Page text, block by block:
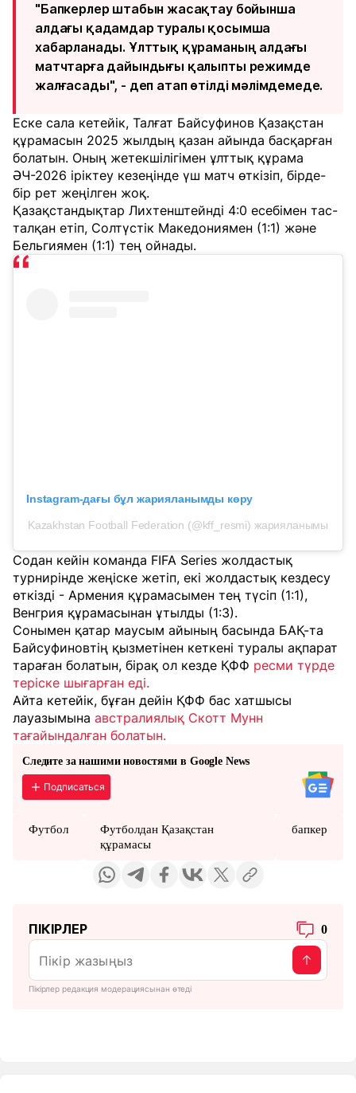
"Бапкерлер штабын жасақтау бойынша
алдағы қадамдар туралы қосымша
хабарланады. Ұлттық құраманың алдағы
матчтарға дайындығы қалыпты режимде
жалғасады", - деп атап өтілді мәлімдемеде.
Еске сала кетейік, Талғат Байсуфинов Қазақстан
құрамасын 2025 жылдың қазан айында басқарған
болатын. Оның жетекшілігімен ұлттық құрама
ӘЧ-2026 іріктеу кезеңінде үш матч өткізіп, бірде-
бір рет жеңілген жоқ.
Қазақстандықтар Лихтенштейнді 4:0 есебімен тас-
талқан етіп, Солтүстік Македониямен (1:1) және
Бельгиямен (1:1) тең ойнады.
Instagram-дағы бұл жарияланымды көру
Kazakhstan Football Federation (@kff_resmi) жарияланымы
Содан кейін команда FIFA Series жолдастық
турнирінде жеңіске жетіп, екі жолдастық кездесу
өткізді - Армения құрамасымен тең түсіп (1:1),
Венгрия құрамасынан ұтылды (1:3).
Сонымен қатар маусым айының басында БАҚ-та
Байсуфиновтің қызметінен кеткені туралы ақпарат
тараған болатын, бірақ ол кезде ҚФФ ресми түрде
теріске шығарған еді.
Айта кетейік, бұған дейін ҚФФ бас хатшысы
лауазымына австралиялық Скотт Мунн
тағайындалған болатын.
Следите за нашими новостями в Google News
Подписаться
Футбол
Футболдан Қазақстан
құрамасы
бапкер
ПІКІРЛЕР 0
Пікірлер редакция модерациясынан өтеді